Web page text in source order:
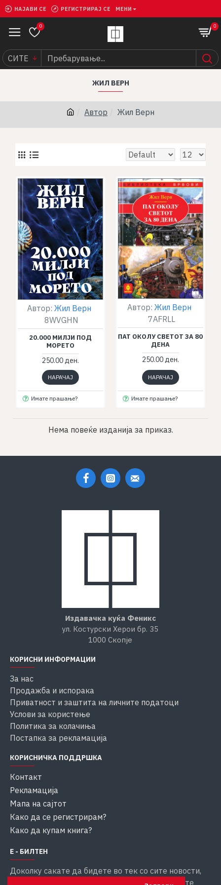
НАЈАВИ СЕ РЕГИСТРИРАЈ СЕ МЕНИ
0 0
СИТЕ
Автор Жил Верн
ЖИЛ ВЕРН
Автор: Жил Верн
8WVGHN
20.000 МИЛЈИ ПОД
МОРЕТО
250.00 ден.
НАРАЧАЈ
Имате прашање?
Автор: Жил Верн
7AFRLL
ПАТ ОКОЛУ СВЕТОТ ЗА 80
ДЕНА
250.00 ден.
НАРАЧАЈ
Имате прашање?
Нема повеќе изданија за приказ.
Издавачка куќа Феникс
ул. Костурски Херои бр. 35
1000 Скопје
КОРИСНИ ИНФОРМАЦИИ
За нас
Продажба и испорака
Приватност и заштита на личните податоци
Услови за користење
Политика за колачиња
Постапка за рекламација
КОРИСНИЧКА ПОДДРШКА
Контакт
Рекламација
Мапа на сајтот
Како да се регистрирам?
Како да купам книга?
Е - БИЛТЕН
Доколку сакате да бидете во тек со сите новости,
внесете ја вашата емаил адреса за да добивате